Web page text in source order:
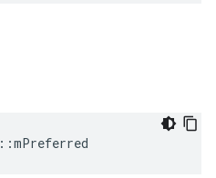
::mPreferred